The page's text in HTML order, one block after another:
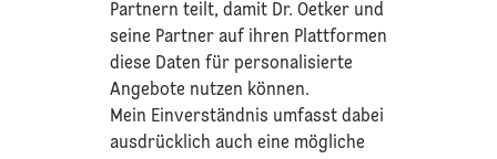
Partnern teilt, damit Dr. Oetker und
seine Partner auf ihren Plattformen
diese Daten für personalisierte
Angebote nutzen können.
Mein Einverständnis umfasst dabei
ausdrücklich auch eine mögliche